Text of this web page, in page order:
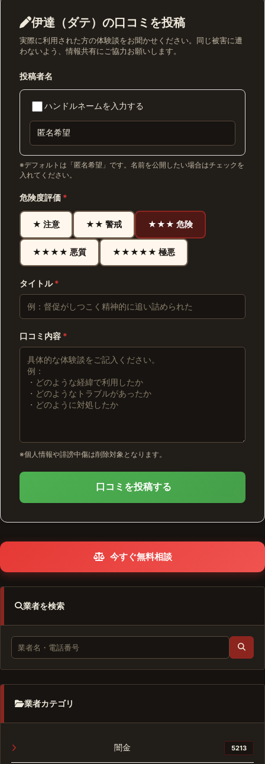
伊達（ダテ）の口コミを投稿
実際に利用された方の体験談をお聞かせください。同じ被害に遭
わないよう、情報共有にご協力お願いします。
投稿者名
ハンドルネームを入力する
※デフォルトは「匿名希望」です。名前を公開したい場合はチェックを
入れてください。
危険度評価 *
★ 注意 ★★ 警戒 ★★★ 危険
★★★★ 悪質 ★★★★★ 極悪
タイトル*
口コミ内容 *
※個人情報や誹謗中傷は削除対象となります。
口コミを投稿する
今すぐ無料相談
業者を検索
業者カテゴリ
闇金 5213